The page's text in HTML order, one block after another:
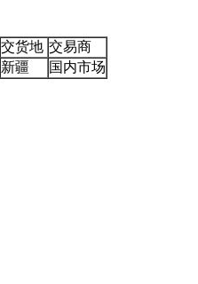
交货地 交易商
新疆 国内市场